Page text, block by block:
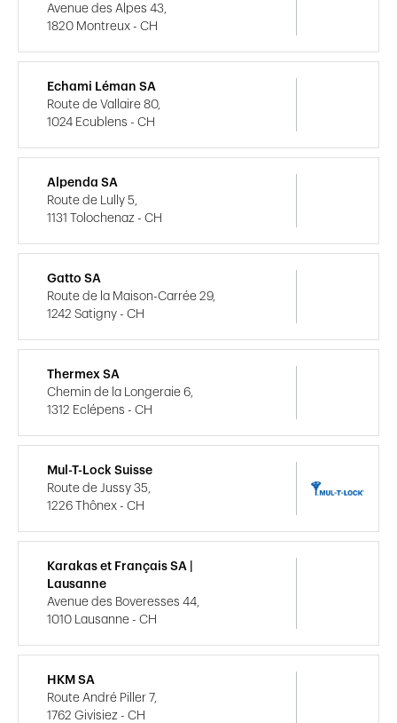
Avenue des Alpes 43,
1820 Montreux - CH
Echami Léman SA
Route de Vallaire 80,
1024 Ecublens - CH
Alpenda SA
Route de Lully 5,
1131 Tolochenaz - CH
Gatto SA
Route de la Maison-Carrée 29,
1242 Satigny - CH
Thermex SA
Chemin de la Longeraie 6,
1312 Eclépens - CH
Mul-T-Lock Suisse
Route de Jussy 35,
1226 Thônex - CH
Karakas et Français SA |
Lausanne
Avenue des Boveresses 44,
1010 Lausanne - CH
HKM SA
Route André Piller 7,
1762 Givisiez - CH